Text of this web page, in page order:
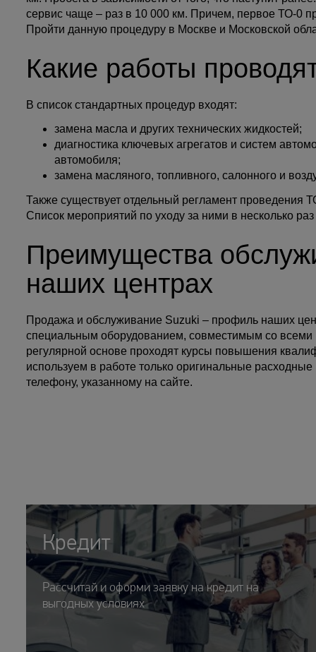
сервис чаще – раз в 10 000 км. Причем, первое ТО-0
Пройти данную процедуру в Москве и Московской
Какие работы
В список стандартных процедур входят:
замена масла и других технических жидкостей;
диагностика ключевых агрегатов и систем
автомобиля;
замена масляного, топливного, салонного и
Также существует отдельный регламент проведения
Список мероприятий по уходу за ними в несколько
Преимущества
наших центрах
Продажа и обслуживание Suzuki – профиль наших
специальным оборудованием, совместимым со всеми
регулярной основе проходят курсы повышения
используем в работе только оригинальные
телефону, указанному на сайте.
Кредит
Рассчитай и оформи заявку на кредит на
выгодных условиях